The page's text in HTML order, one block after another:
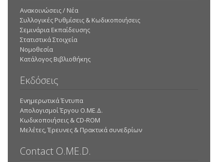
Ανακοινώσεις / Νέα
Συλλογικές Ρυθμίσεις & Κωδικοποιήσεις
Σεμινάρια Εκπαίδευσης
Στατιστικά Στοιχεία
Νομοθεσία
Κατάλογος Βιβλιοθήκης
Εκδόσεις
Ενημερωτικά Έντυπα
Απολογισμοί Έργου Ο.ΜΕ.Δ.
Κωδικοποιήσεις & CD-ROM
Mελέτες, Έρευνες & Πρακτικά συνεδρίων
Contact O.ME.D.